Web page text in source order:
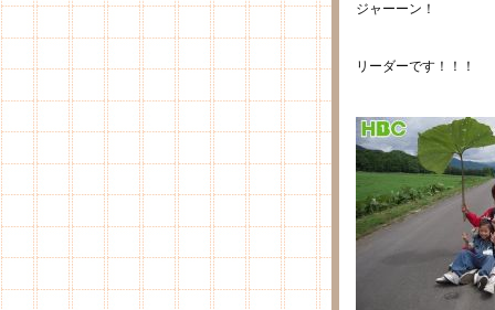
ジャーーン！
リーダーです！！！